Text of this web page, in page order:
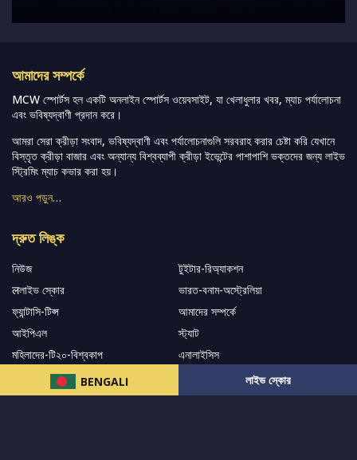
BENGALI লাইভ স্কোর
আমাদের সম্পর্কে
MCW স্পোর্টস হল একটি অনলাইন স্পোর্টস ওয়েবসাইট, যা খেলাধুলার খবর, ম্যাচ পর্যালোচনা
এবং ভবিষ্যদ্বাণী প্রদান করে।
আমরা সেরা ক্রীড়া সংবাদ, ভবিষ্যদ্বাণী এবং পর্যালোচনাগুলি সরবরাহ করার চেষ্টা করি যেখানে
বিস্তৃত ক্রীড়া বাজার এবং অন্যান্য বিশ্বব্যাপী ক্রীড়া ইভেন্টের পাশাপাশি ভক্তদের জন্য লাইভ
স্ট্রিমিং ম্যাচ কভার করা হয়।
আরও পড়ুন…
দ্রুত লিঙ্ক
নিউজ
টুইটার-রিঅ্যাকশন
लলাইভ স্কোর
ভারত-বনাম-অস্ট্রেলিয়া
ফ্যান্টাসি-টিপ্স
আমাদের সম্পর্কে
আইপিএল
স্ট্যাট
মহিলাদের-টি২০-বিশ্বকাপ
এনালাইসিস